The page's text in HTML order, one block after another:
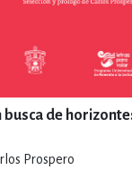
busca de
Prospero